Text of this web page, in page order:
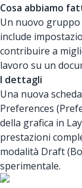
Cosa abbiamo
Un nuovo
include
contribuire a
lavoro su un
I dettagli
Una nuova
Preferences
della grafica in
prestazioni
modalità Draft
sperimentale.